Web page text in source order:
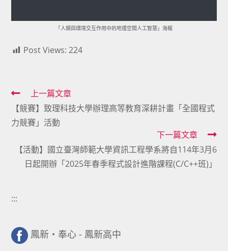
「人類與環境交互作用中的地理空間人工智慧」海報
Post Views: 224
Read
more
articles
上一篇文章
【競賽】致理科技大學辦理高等教育深耕計畫「全國程式
力競賽」活動
下一篇文章
【活動】國立臺灣師範大學資訊工程學系將自114年3月6
日起開辦「2025年春季程式設計進階課程(C/C++班)」
:::
鳳新・奉心 - 鳳新高中